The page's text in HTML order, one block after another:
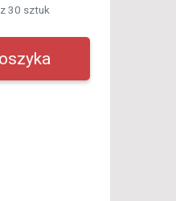
z 30 sztuk